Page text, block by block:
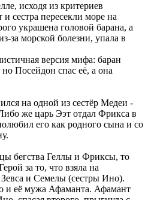
исходя из критериев
и сестра пересекли море на
украшена головой барана, а
за морской болезни, упала в
версия мифа: баран
Посейдон спас её, а она
на одной из сестёр Медеи -
же царь Ээт отдал Фрикса в
его как родного сына и со
бегства Геллы и Фриксы, то
за то, что взяла на
и Семелы (сестры Ино).
и её мужа Афаманта. Афамант